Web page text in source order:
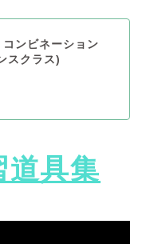
コンビネーション
スクラス)
道具集